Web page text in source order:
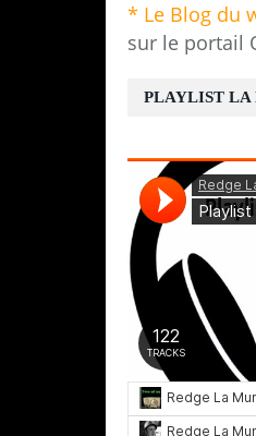
* Le Blog du
sur le portail
PLAYLIST LA